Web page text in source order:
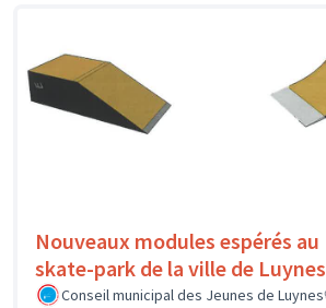
Nouveaux modules espérés au
skate-park de la ville de Luynes
Conseil municipal des Jeunes de Luynes